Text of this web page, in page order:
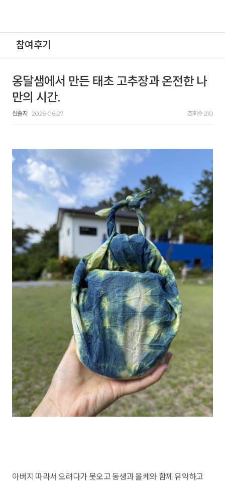
참여후기
옹달샘에서 만든 태초 고추장과 온전한 나
만의 시간.
신솔지 2026-06-27 조회수 210
아버지 따라서 오려다가 못오고 동생과 올케와 함께 유익하고